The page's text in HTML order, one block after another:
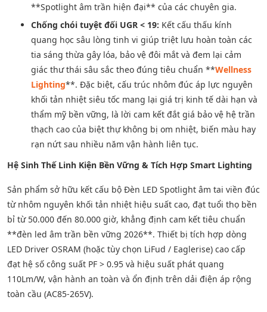
**Spotlight âm trần hiện đại** của các chuyên gia.
Chống chói tuyệt đối UGR < 19: Kết cấu thấu kính
quang học sâu lòng tinh vi giúp triệt lưu hoàn toàn các
tia sáng thừa gây lóa, bảo vệ đôi mắt và đem lại cảm
giác thư thái sâu sắc theo đúng tiêu chuẩn **Wellness
Lighting**. Đặc biệt, cấu trúc nhôm đúc áp lực nguyên
khối tản nhiệt siêu tốc mang lại giá trị kinh tế dài hạn và
thẩm mỹ bền vững, là lời cam kết đắt giá bảo vệ hệ trần
thạch cao của biệt thự không bị om nhiệt, biến màu hay
rạn nứt sau nhiều năm vận hành liên tục.
Hệ Sinh Thế Linh Kiện Bền Vững & Tích Hợp Smart Lighting
Sản phẩm sở hữu kết cấu bộ Đèn LED Spotlight âm tai viền đúc
từ nhôm nguyên khối tản nhiệt hiệu suất cao, đạt tuổi thọ bền
bỉ từ 50.000 đến 80.000 giờ, khẳng định cam kết tiêu chuẩn
**đèn led âm trần bền vững 2026**. Thiết bị tích hợp dòng
LED Driver OSRAM (hoặc tùy chọn LiFud / Eaglerise) cao cấp
đạt hệ số công suất PF > 0.95 và hiệu suất phát quang
110Lm/W, vận hành an toàn và ổn định trên dải điện áp rộng
toàn cầu (AC85-265V).